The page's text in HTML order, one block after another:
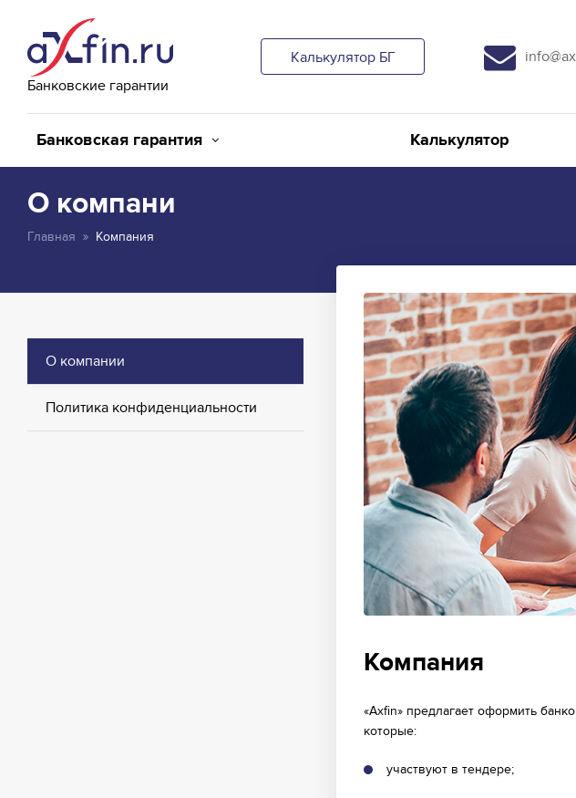
Банковские гарантии
Калькулятор БГ
Банковская гарантия Калькулятор
О компани
Главная Компания
О компании
Политика конфиденциальности
Компания
«Axfin» предлагает оформить
которые:
участвуют в тендере;